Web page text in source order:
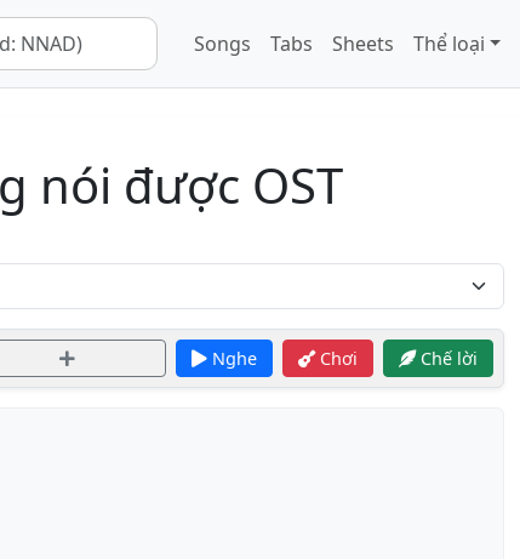
Songs Tabs Sheets Thể loại
nói được OST
Nghe Chơi Chế lời